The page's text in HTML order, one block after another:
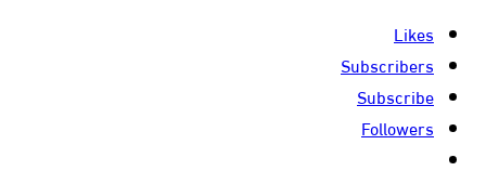
Likes
Subscribers
Subscribe
Followers